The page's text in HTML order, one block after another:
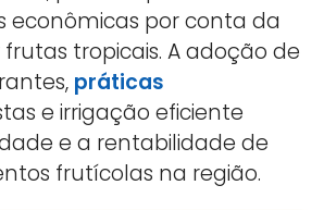
econômicas por conta da
tropicais. A adoção de
práticas
e irrigação eficiente
e a rentabilidade de
frutícolas na região.